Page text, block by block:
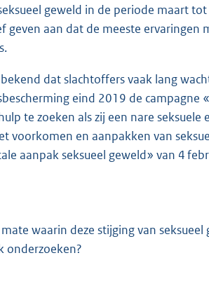
geweld in de periode maart
geven aan dat de meeste ervaringen
dat slachtoffers vaak lang
eind 2019 de
te zoeken als zij een nare
voorkomen en aanpakken van
aanpak seksueel geweld» van 4
waarin deze stijging van
onderzoeken?